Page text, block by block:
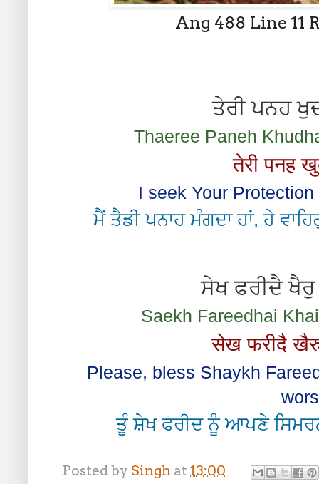
Ang 488 Line 11
ਤੇਰੀ ਪਨਹ
Thaeree Paneh
तेरी पनह
I seek Your
ਮੈਂ ਤੈਡੀ ਪਨਾਹ ਮੰਗਦਾ ਹਾਂ, ਹੇ
ਸੇਖ ਫਰੀਦੈ
Saekh Fareedhai
सेख फरीदै
Please, bless Shaykh
ਤੂੰ ਸ਼ੇਖ ਫਰੀਦ ਨੂੰ ਆਪਣੇ
Posted by Singh at13:00